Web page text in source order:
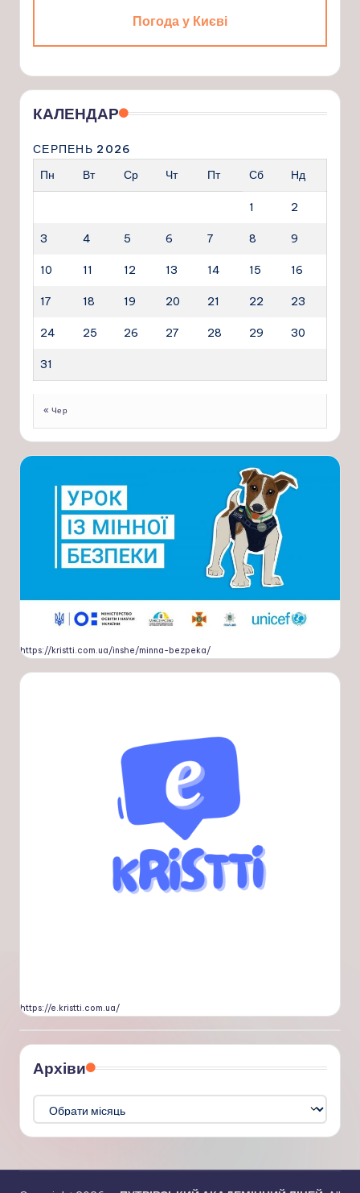
Погода у Києві
КАЛЕНДАР
СЕРПЕНЬ 2026
Пн
Вт Ср Чт Пт Сб Нд
1 2
3 4 5 6 7 8 9
10 11 12 13 14 15 16
17 18 19 20 21 22 23
24 25 26 27 28 29 30
31
« Чер
https://kristti.com.ua/inshe/minna-bezpeka/
https://e.kristti.com.ua/
Архіви
Архіви